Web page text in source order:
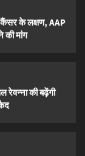
कैंसर के लक्षण, AAP
की मांग
की बढ़ेंगी